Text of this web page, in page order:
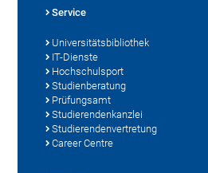
Service
Universitätsbibliothek
IT-Dienste
Hochschulsport
Studienberatung
Prüfungsamt
Studierendenkanzlei
Studierendenvertretung
Career Centre